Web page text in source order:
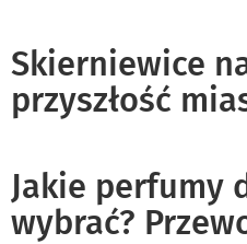
Skierniewice
przyszłość
Jakie perfumy
wybrać?